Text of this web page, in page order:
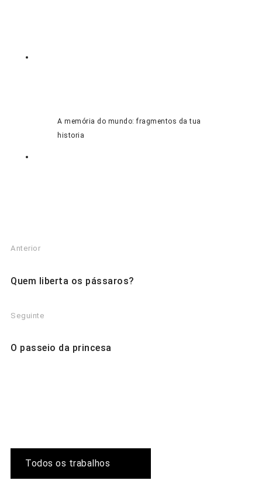
A memória do mundo: fragmentos da tua
historia
Anterior
Quem liberta os pássaros?
Seguinte
O passeio da princesa
Todos os trabalhos